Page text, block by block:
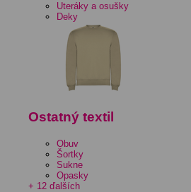
Uteráky a osušky
Deky
Ostatný textil
Obuv
Šortky
Sukne
Opasky
+ 12 ďalších